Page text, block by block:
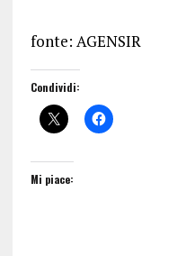
fonte: AGENSIR
Condividi:
Mi piace: